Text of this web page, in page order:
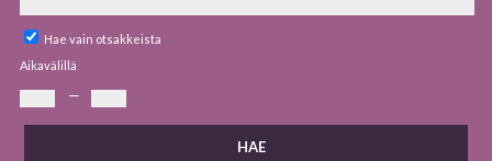
Hae vain otsakkeista
Aikavälillä
—